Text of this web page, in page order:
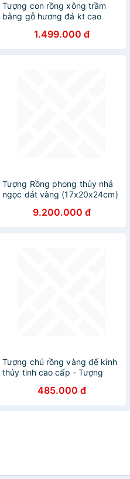
Tượng con rồng xông trầm
bằng gỗ hương đá kt cao
1.499.000 đ
Tượng Rồng phong thủy nhả
ngọc dát vàng (17x20x24cm)
hãng, trang trí nhà cửa,
phòng làm việc, quà tặng sếp,
đối tác, khách hàng, tân gia,
9.200.000 đ
Tượng chú rồng vàng đế kính
thủy tinh cao cấp - Tượng
Nhập Khẩu485.000 đ